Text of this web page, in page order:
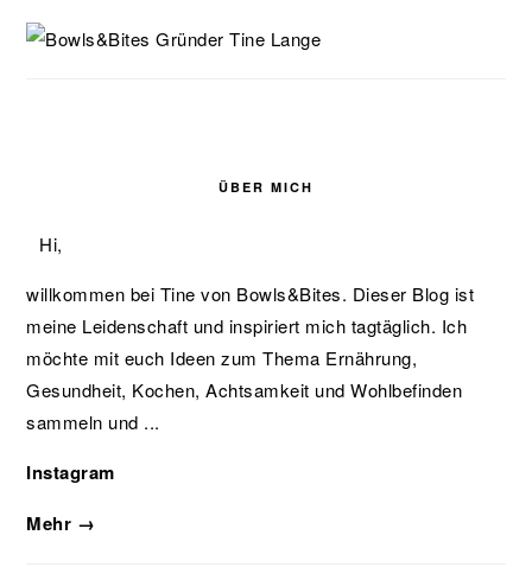
ÜBER MICH
Hi,
willkommen bei Tine von Bowls&Bites. Dieser Blog ist
meine Leidenschaft und inspiriert mich tagtäglich. Ich
möchte mit euch Ideen zum Thema Ernährung,
Gesundheit, Kochen, Achtsamkeit und Wohlbefinden
sammeln und ...
Instagram
Mehr →